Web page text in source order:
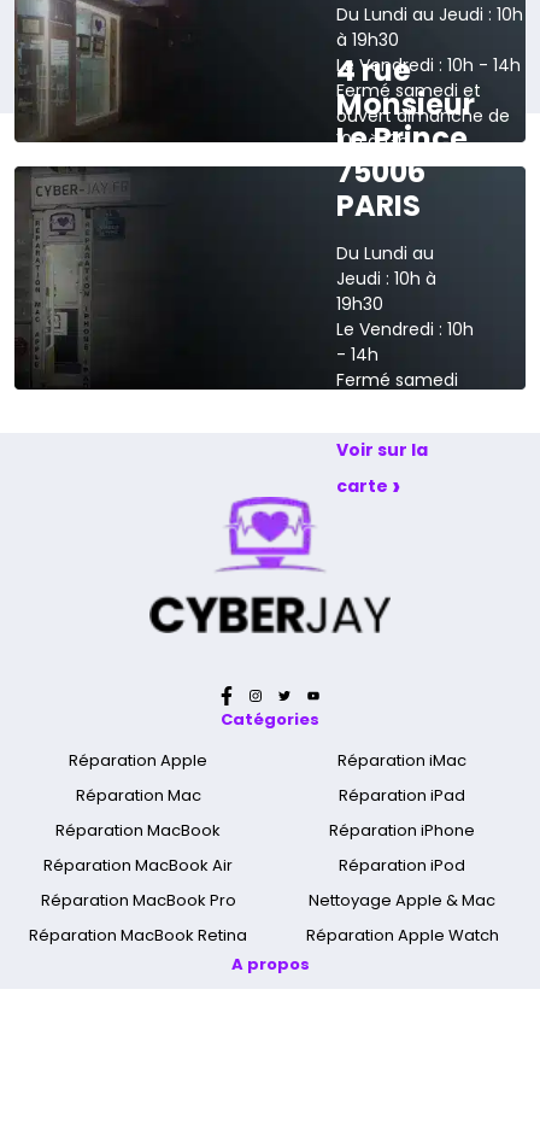
Du Lundi au Jeudi : 10h
à 19h30
Le Vendredi : 10h - 14h
Fermé samedi et
ouvert dimanche de
10h à 13h
Voir sur la carte
4 rue
Monsieur
Le Prince
75006
PARIS
Du Lundi au
Jeudi : 10h à
19h30
Le Vendredi : 10h
- 14h
Fermé samedi
Voir sur la
carte ›
Catégories
Réparation Apple
Réparation Mac
Réparation MacBook
Réparation MacBook Air
Réparation MacBook Pro
Réparation MacBook Retina
Réparation iMac
Réparation iPad
Réparation iPhone
Réparation iPod
Nettoyage Apple & Mac
Réparation Apple Watch
A propos